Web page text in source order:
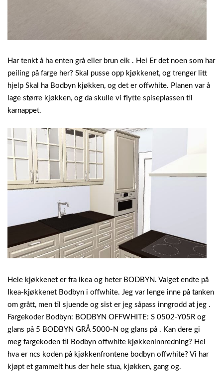
Har tenkt å ha enten grå eller brun eik . Hei Er det noen som har
peiling på farge her? Skal pusse opp kjøkkenet, og trenger litt
hjelp Skal ha Bodbyn kjøkken, og det er offwhite. Planen var å
lage større kjøkken, og da skulle vi flytte spiseplassen til
karnappet.
Hele kjøkkenet er fra ikea og heter BODBYN. Valget endte på
Ikea-kjøkkenet Bodbyn i offwhite. Jeg var lenge inne på tanken
om grått, men til sjuende og sist er jeg såpass inngrodd at jeg .
Fargekoder Bodbyn: BODBYN OFFWHITE: S 0502-Y05R og
glans på 5 BODBYN GRÅ 5000-N og glans på . Kan dere gi
meg fargekoden til Bodbyn offwhite kjøkkeninnredning? Hei
hva er ncs koden på kjøkkenfrontene bodbyn offwhite? Vi har
kjøpt et gammelt hus der hele stua, kjøkken, gang og.